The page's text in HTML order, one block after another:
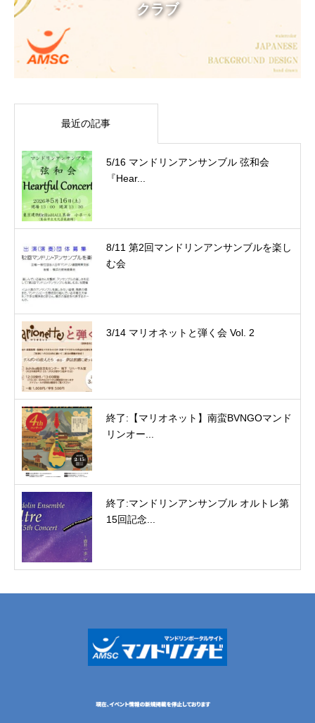
クラブ
最近の記事
5/16 マンドリンアンサンブル 弦和会
『Hear...
8/11 第2回マンドリンアンサンブルを楽し
む会
3/14 マリオネットと弾く会 Vol. 2
終了:【マリオネット】南蛮BVNGOマンド
リンオー...
終了:マンドリンアンサンブル オルトレ第
15回記念...